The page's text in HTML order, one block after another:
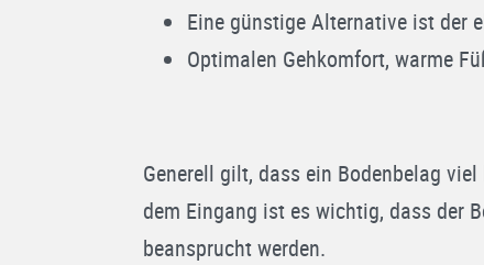
Eine günstige Alternative ist der
Optimalen Gehkomfort, warme
Generell gilt, dass ein Bodenbelag
dem Eingang ist es wichtig, dass der
beansprucht werden.